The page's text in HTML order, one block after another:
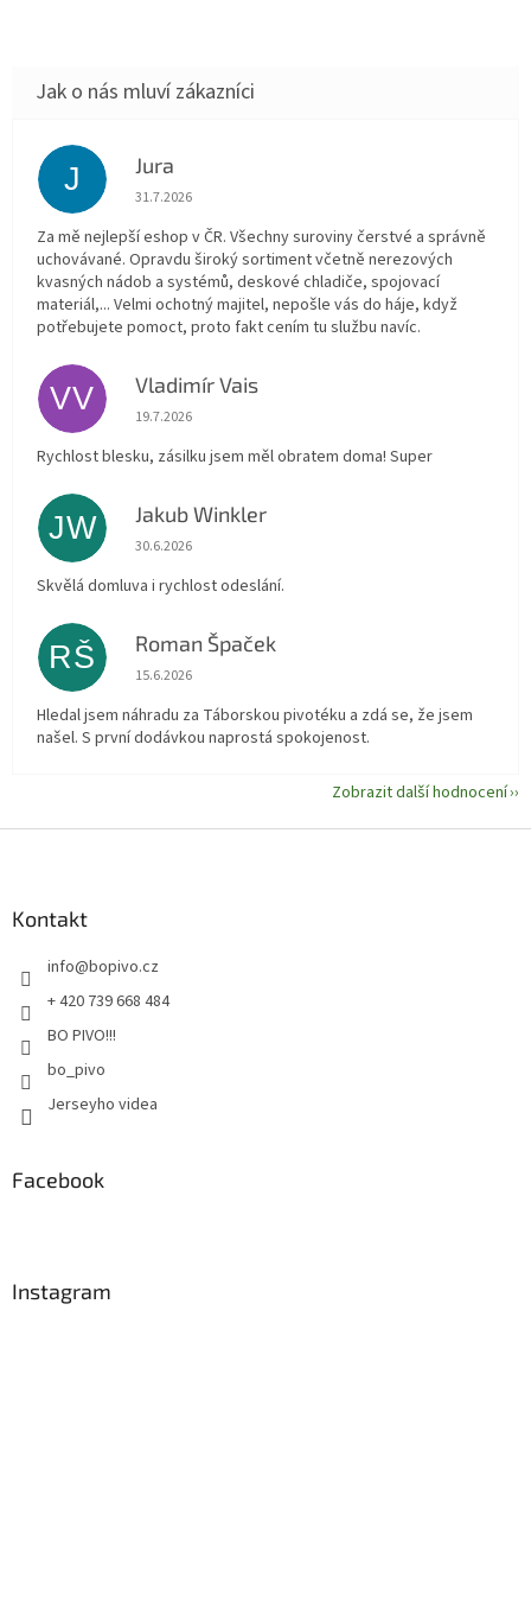
J Jura
Hodnocení obchodu je 5 z 5 hvězdiček.
31.7.2026
Za mě nejlepší eshop v ČR. Všechny suroviny čerstvé a správně
uchovávané. Opravdu široký sortiment včetně nerezových
kvasných nádob a systémů, deskové chladiče, spojovací
materiál,... Velmi ochotný majitel, nepošle vás do háje, když
potřebujete pomoct, proto fakt cením tu službu navíc.
VV Vladimír Vais
Hodnocení obchodu je 5 z 5 hvězdiček.
19.7.2026
Rychlost blesku, zásilku jsem měl obratem doma! Super
JW Jakub Winkler
Hodnocení obchodu je 5 z 5 hvězdiček.
30.6.2026
Skvělá domluva i rychlost odeslání.
RŠ Roman Špaček
Hodnocení obchodu je 5 z 5 hvězdiček.
15.6.2026
Hledal jsem náhradu za Táborskou pivotéku a zdá se, že jsem
našel. S první dodávkou naprostá spokojenost.
Zobrazit další hodnocení
Kontakt
info@bopivo.cz
+ 420 739 668 484
BO PIVO!!!
bo_pivo
Jerseyho videa
Facebook
Instagram